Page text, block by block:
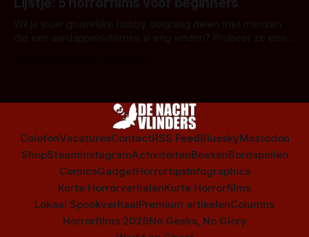
is niet beperkt tot films. Hier een aantal Nederlandse tv-
series uit het duistere of horrorgenre. Als
Lijstje: 5 horrorfilms voor beginners
Wil je jouw gruwelijke hobby dolgraag delen met mensen
die een aardappelschilmes al eng vinden? Probeer ze eens
ColofonVacaturesContactRSS FeedBlueskyMastodon
ShopSteamInstagramActiviteitenBoekenBordspellen
ComicsGadgetHorrortipsInfographics
Korte HorrorverhalenKorte Horrorfilms
Lokaal SpookverhaalPremium artikelenColumns
Horrorfilms 2026No Geeks, No Glory